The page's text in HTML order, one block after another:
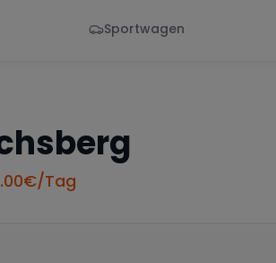
Sportwagen
€/Tag